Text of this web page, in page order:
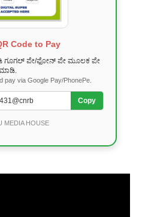
Code to Pay
ಗೂಗಲ್ ಪೇ/ಫೋನ್ ಪೇ ಮೂಲಕ ಪೇ
pay via Google Pay/PhonePe.
Copy
MEDIA HOUSE